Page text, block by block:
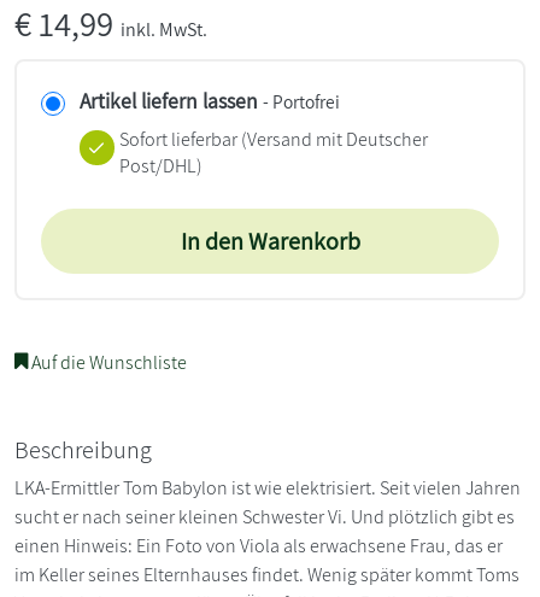
€14,99 inkl. MwSt.
Artikel liefern lassen - Portofrei
Sofort lieferbar(Versand mit Deutscher
Post/DHL)
In den Warenkorb
Auf die Wunschliste
Beschreibung
LKA-Ermittler Tom Babylon ist wie elektrisiert. Seit vielen Jahren
sucht er nach seiner kleinen Schwester Vi. Und plötzlich gibt es
einen Hinweis: Ein Foto von Viola als erwachsene Frau, das er
im Keller seines Elternhauses findet. Wenig später kommt Toms